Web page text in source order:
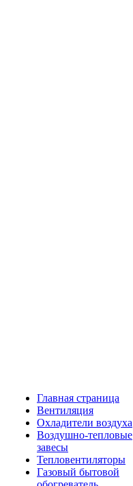
Главная страница
Вентиляция
Охладители воздуха
Воздушно-тепловые
завесы
Тепловентиляторы
Газовый бытовой